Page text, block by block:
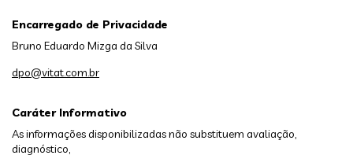
Caráter Informativo
As informações disponibilizadas não substituem avaliação,
diagnóstico,
Encarregado de Privacidade
Bruno Eduardo Mizga da Silva
dpo@vitat.com.br